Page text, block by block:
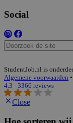
Social
StudentJob.nl is
Algemene voorwaarden •
4.3 - 3366 reviews
Close